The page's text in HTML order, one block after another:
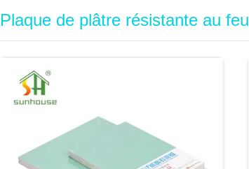
Plaque de plâtre résistante au feu